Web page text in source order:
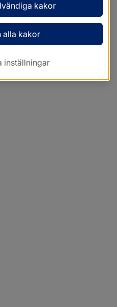
kakor
alla kakor
inställningar